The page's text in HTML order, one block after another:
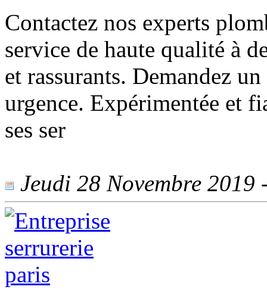
Contactez nos experts
service de haute qualité à
et rassurants. Demandez
urgence. Expérimentée et
ses ser
Jeudi 28 Novembre 2019